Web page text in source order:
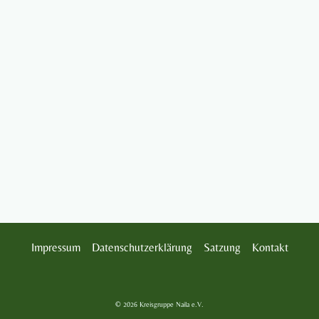
Impressum Datenschutzerklärung Satzung Kontakt
© 2026 Kreisgruppe Naila e.V.